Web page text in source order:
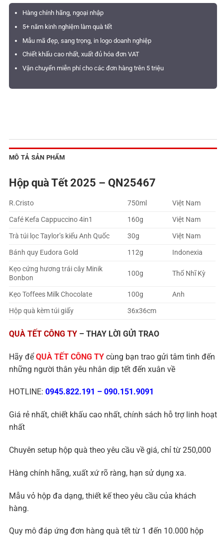
Hàng chính hãng, ngoại nhập
5+ năm kinh nghiệm làm quà tết
Mẫu mã đẹp, sang trọng, in logo doanh nghiệp
Chiết khấu cao nhất, xuất đủ hóa đơn VAT
Vận chuyển miễn phí cho các đơn hàng trên 5 triệu
MÔ TẢ SẢN PHẨM
Hộp quà Tết 2025 – QN25467
R.Cristo 750ml
Việt Nam
Café Kefa Cappuccino 4in1
160g
Việt Nam
Trà túi lọc Taylor’s kiểu Anh Quốc
30g
Việt Nam
Bánh quy Eudora Gold
112g
Indonexia
Kẹo cứng hương trái cây Minik
Bonbon
100g Thổ Nhĩ Kỳ
Kẹo Toffees Milk Chocolate 100g
Anh
Hộp quà kèm túi giấy
36x36cm
QUÀ TẾT CÔNG TY – THAY LỜI GỬI TRAO
Hãy đểQUÀ TẾT CÔNG TY cùng bạn trao gửi tâm tình đến
những người thân yêu nhân dịp tết đến xuân về
HOTLINE: 0945.822.191 – 090.151.9091
Giá rẻ nhất, chiết khấu cao nhất, chính sách hỗ trợ linh hoạt
nhất
Chuyên setup hộp quà theo yêu cầu về giá, chỉ từ 250,000
Hàng chính hãng, xuất xứ rõ ràng, hạn sử dụng xa.
Mẫu vỏ hộp đa dạng, thiết kế theo yêu cầu của khách
hàng.
Quy mô đáp ứng đơn hàng quà tết từ 1 đến 10.000 hộp